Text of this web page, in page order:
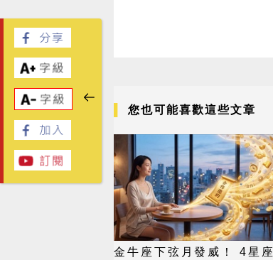
您也可能喜歡這些文章
金牛座下弦月發威！ 4星座